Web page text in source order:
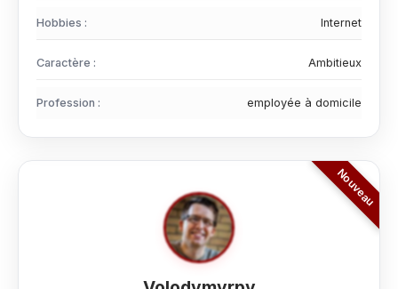
Hobbies : Internet
Caractère : Ambitieux
Profession : employée à domicile